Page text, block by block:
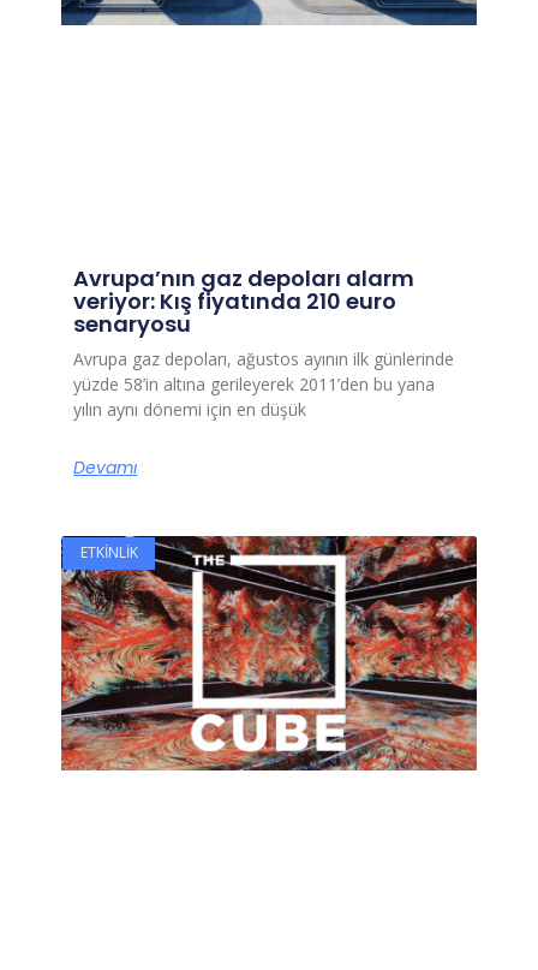
Avrupa’nın gaz depoları alarm
veriyor: Kış fiyatında 210 euro
senaryosu
Avrupa gaz depoları, ağustos ayının ilk günlerinde
yüzde 58’in altına gerileyerek 2011’den bu yana
yılın aynı dönemi için en düşük
Devamı
ETKINLIK